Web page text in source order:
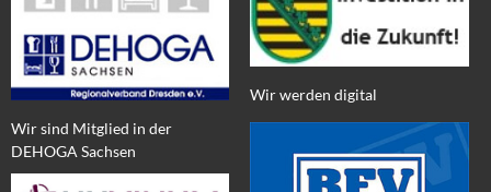
Wir sind Mitglied in der
DEHOGA Sachsen
Wir werden digital